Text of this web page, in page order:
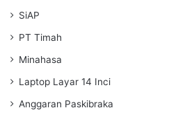
SiAP
PT Timah
Minahasa
Laptop Layar 14 Inci
Anggaran Paskibraka